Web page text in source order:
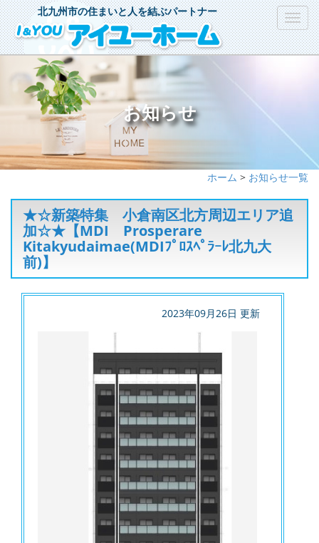
北九州市の住まいと人を結ぶパートナー
お知らせ
ホーム > お知らせ一覧
★☆新築特集 小倉南区北方周辺エリア追
加☆★【MDI Prosperare
Kitakyudaimae(MDIﾌﾟﾛｽﾍﾟﾗｰﾚ北九大
前)】
2023年09月26日 更新